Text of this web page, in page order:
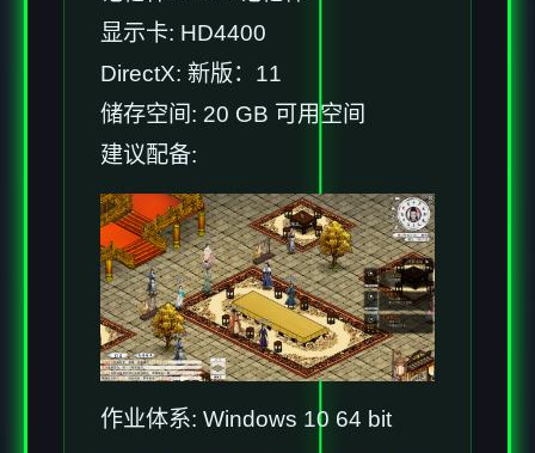
显示卡: HD4400
DirectX: 新版：11
储存空间: 20 GB 可用空间
建议配备:
作业体系: Windows 10 64 bit